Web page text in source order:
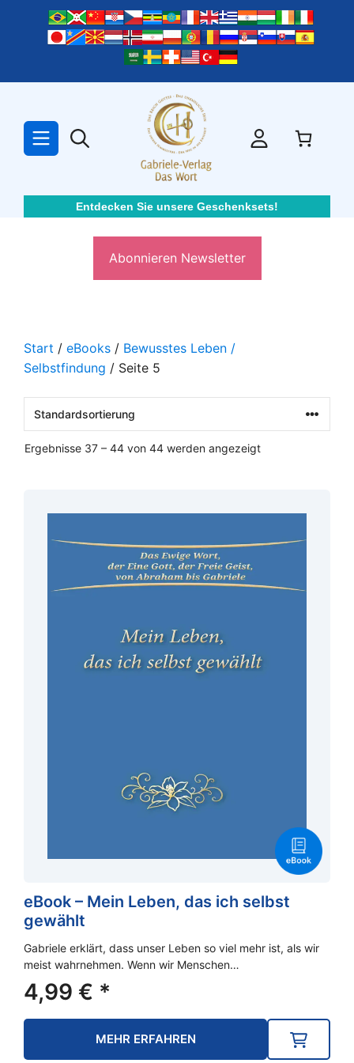
springen
Entdecken Sie unsere Geschenksets!
Abonnieren Newsletter
Start / eBooks / Bewusstes Leben /
Selbstfindung / Seite 5
Ergebnisse 37 – 44 von 44 werden angezeigt
eBook – Mein Leben, das ich selbst
gewählt
Gabriele erklärt, dass unser Leben so viel mehr ist, als wir
meist wahrnehmen. Wenn wir Menschen…
4,99 € *
MEHR ERFAHREN